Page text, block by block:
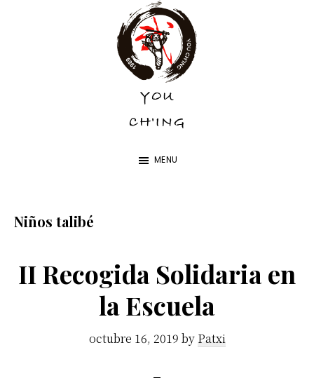
YOU
CH'ING
YOU
CH'ING
MENU
Niños talibé
II Recogida Solidaria en
la Escuela
octubre 16, 2019 by Patxi